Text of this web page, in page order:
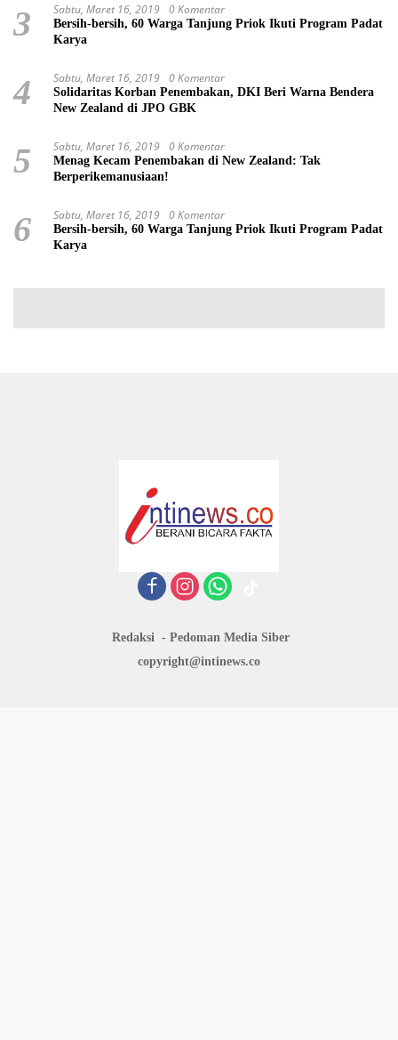
3 Sabtu, Maret 16, 2019 0 Komentar
Bersih-bersih, 60 Warga Tanjung Priok Ikuti Program Padat
Karya
4 Sabtu, Maret 16, 2019 0 Komentar
Solidaritas Korban Penembakan, DKI Beri Warna Bendera
New Zealand di JPO GBK
5 Sabtu, Maret 16, 2019 0 Komentar
Menag Kecam Penembakan di New Zealand: Tak
Berperikemanusiaan!
6 Sabtu, Maret 16, 2019 0 Komentar
Bersih-bersih, 60 Warga Tanjung Priok Ikuti Program Padat
Karya
Redaksi
Pedoman Media Siber
copyright@intinews.co